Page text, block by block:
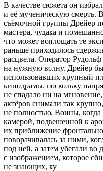
В качестве сюжета он
и её мученическую смерть.
съёмочной группы Дрейер
мастера, чудака и
что может воплощать те
раньше приходилось
расцвела. Оператор
на нужную волну. Дрейер
использовавших крупный
кинодрамы; поскольку
не спадало ни на
актёров снимали так
не полностью. Воины, когда
камерой, подвешенной к
их приближение
поворачивалась за ними,
под ней, а затем убегали во
с изображением, которое
не знающих, ку